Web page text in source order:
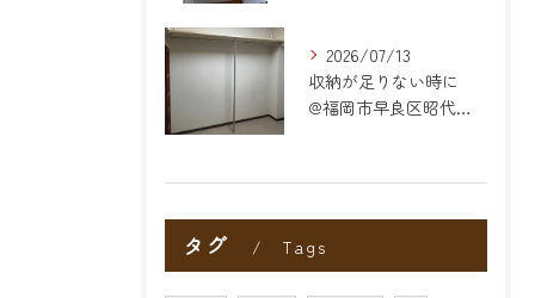
2026/07/13
収納が足りない時に
@福岡市早良区昭代のリフォーム
タグ Tags